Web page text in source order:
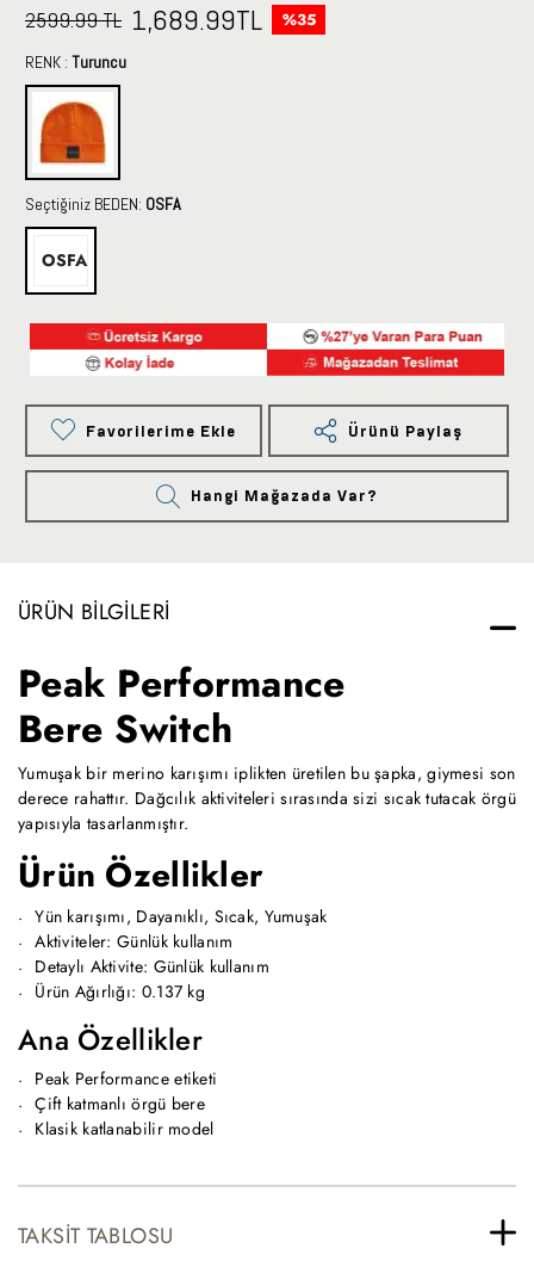
2599.99 TL 1,689.99TL %35
RENK : Turuncu
Seçtiğiniz BEDEN: OSFA
OSFA
Favorilerime Ekle Ürünü Paylaş
Hangi Mağazada Var?
ÜRÜN BILGILERI
Peak Performance
Bere Switch
Yumuşak bir merino karışımı iplikten üretilen bu şapka, giymesi son
derece rahattır. Dağcılık aktiviteleri sırasında sizi sıcak tutacak örgü
yapısıyla tasarlanmıştır.
Ürün Özellikler
Yün karışımı, Dayanıklı, Sıcak, Yumuşak
Aktiviteler: Günlük kullanım
Detaylı Aktivite: Günlük kullanım
Ürün Ağırlığı: 0.137 kg
Ana Özellikler
Peak Performance etiketi
Çift katmanlı örgü bere
Klasik katlanabilir model
TAKSIT TABLOSU